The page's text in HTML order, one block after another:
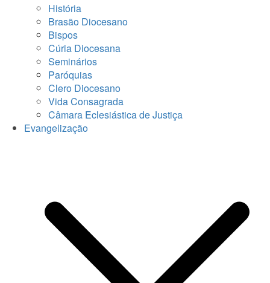
História
Brasão Diocesano
Bispos
Cúria Diocesana
Seminários
Paróquias
Clero Diocesano
Vida Consagrada
Câmara Eclesiástica de Justiça
Evangelização